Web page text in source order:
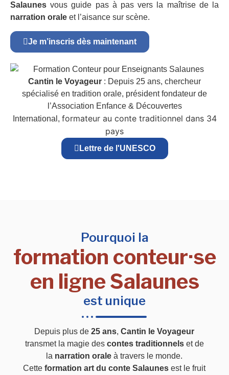
Salaunes vous guide pas à pas vers la maîtrise de la
narration orale et l’aisance sur scène.
Je m’inscris dès maintenant
Cantin le Voyageur : Depuis 25 ans, chercheur
spécialisé en tradition orale, président fondateur de
l’Association Enfance & Découvertes
International, formateur au conte traditionnel dans 34
pays
Lettre de l'UNESCO
Pourquoi la
formation conteur·se
en ligne Salaunes
est unique
Depuis plus de25 ans,Cantin le Voyageur
transmet la magie des contes traditionnelset de
la narration orale à travers le monde.
Cetteformation art du conte Salaunes est le fruit